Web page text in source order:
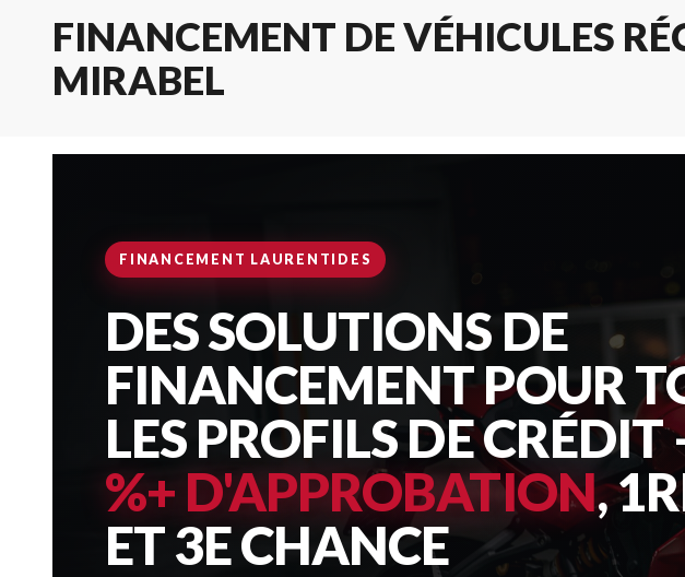
FINANCEMENT DE VÉHICULES
MIRABEL
FINANCEMENT LAURENTIDES
DES SOLUTIONS DE
FINANCEMENT POUR
LES PROFILS DE
%+ D'APPROBATION,
ET 3E CHANCE